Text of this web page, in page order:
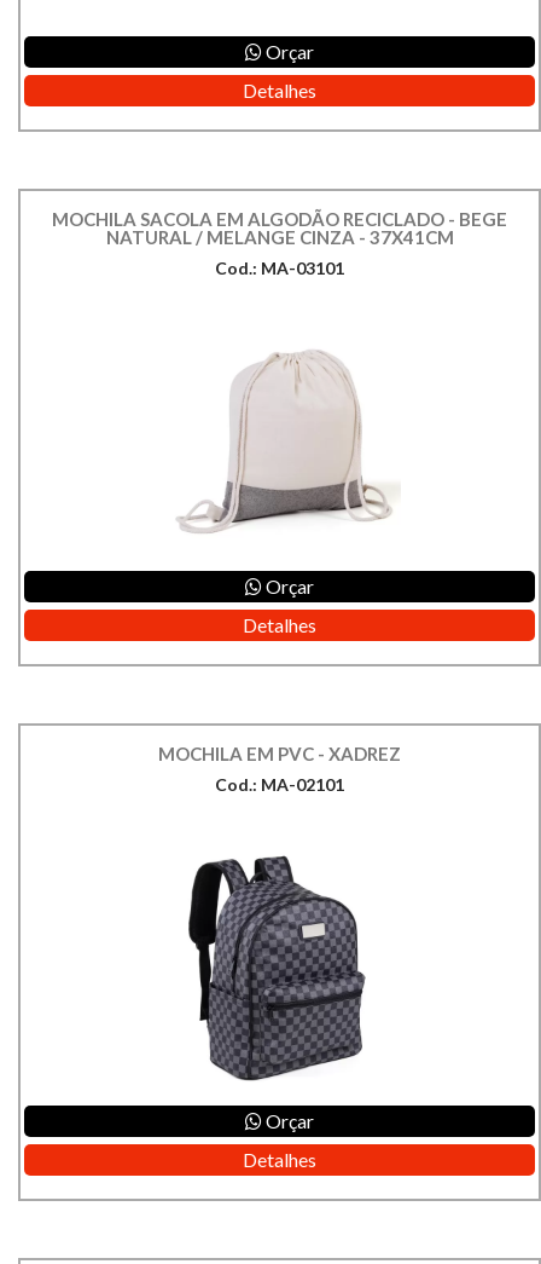
Orçar
Detalhes
MOCHILA SACOLA EM ALGODÃO RECICLADO - BEGE
NATURAL / MELANGE CINZA - 37X41CM
Cod.: MA-03101
Orçar
Detalhes
MOCHILA EM PVC - XADREZ
Cod.: MA-02101
Orçar
Detalhes